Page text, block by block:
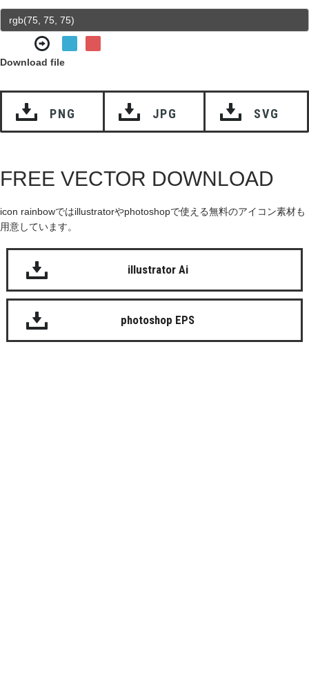
Download file
PNG JPG SVG
FREE VECTOR DOWNLOAD
icon rainbowではillustratorやphotoshopで使える無料のアイコン素材も
用意しています。
illustrator Ai
photoshop EPS